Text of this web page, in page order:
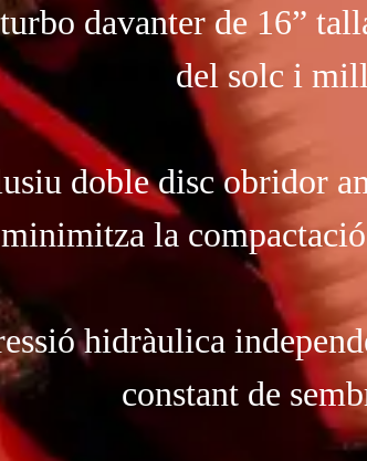
davanter de 16”
del solc i
doble disc obridor
minimitza la
hidràulica
constant de